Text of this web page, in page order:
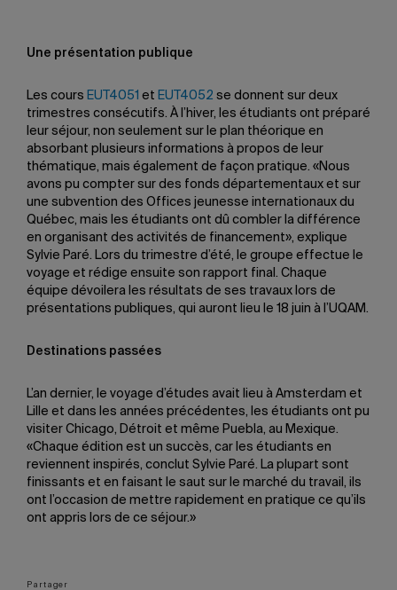
Une présentation publique
Les cours EUT4051 et EUT4052 se donnent sur deux
trimestres consécutifs. À l’hiver, les étudiants ont préparé
leur séjour, non seulement sur le plan théorique en
absorbant plusieurs informations à propos de leur
thématique, mais également de façon pratique. «Nous
avons pu compter sur des fonds départementaux et sur
une subvention des Offices jeunesse internationaux du
Québec, mais les étudiants ont dû combler la différence
en organisant des activités de financement», explique
Sylvie Paré. Lors du trimestre d’été, le groupe effectue le
voyage et rédige ensuite son rapport final. Chaque
équipe dévoilera les résultats de ses travaux lors de
présentations publiques, qui auront lieu le 18 juin à l’UQAM.
Destinations passées
L’an dernier, le voyage d’études avait lieu à Amsterdam et
Lille et dans les années précédentes, les étudiants ont pu
visiter Chicago, Détroit et même Puebla, au Mexique.
«Chaque édition est un succès, car les étudiants en
reviennent inspirés, conclut Sylvie Paré. La plupart sont
finissants et en faisant le saut sur le marché du travail, ils
ont l’occasion de mettre rapidement en pratique ce qu’ils
ont appris lors de ce séjour.»
Partager